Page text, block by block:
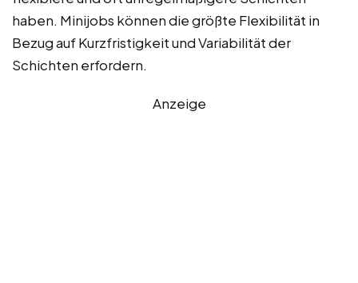
haben. Minijobs können die größte Flexibilität in
Bezug auf Kurzfristigkeit und Variabilität der
Schichten erfordern.
Anzeige